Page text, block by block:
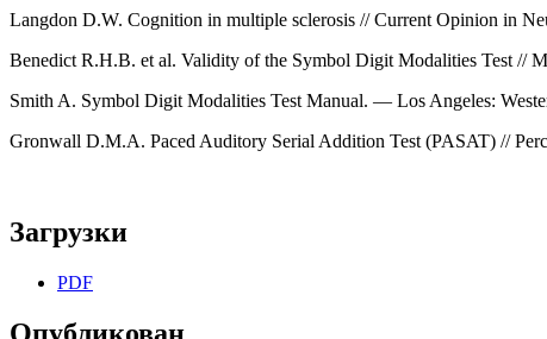
Langdon D.W. Cognition in multiple sclerosis // Current Opinion in
Benedict R.H.B. et al. Validity of the Symbol Digit Modalities Test
Smith A. Symbol Digit Modalities Test Manual. — Los Angeles:
Gronwall D.M.A. Paced Auditory Serial Addition Test (PASAT) //
Загрузки
PDF